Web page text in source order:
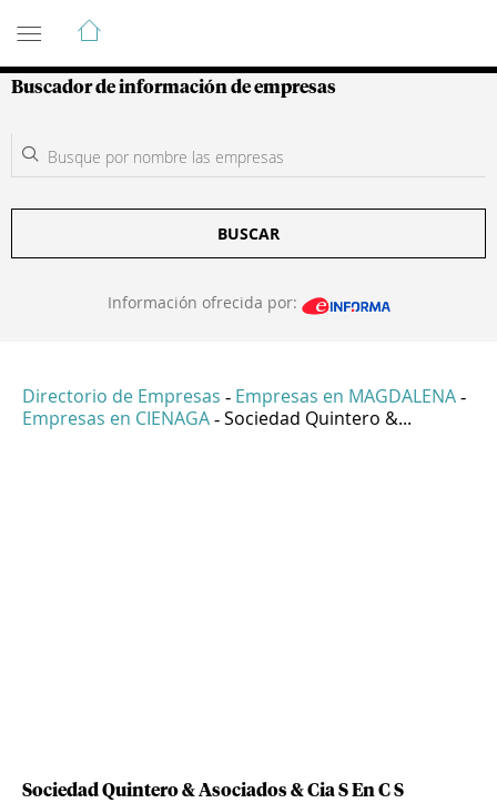
Guía de Empresas Colombianas
Buscador de información de empresas
BUSCAR
Información ofrecida por:
Directorio de Empresas - Empresas en MAGDALENA -
Empresas en CIENAGA - Sociedad Quintero &...
Sociedad Quintero & Asociados & Cia S En C S